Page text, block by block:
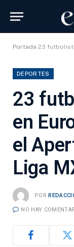
Portada 23 futbolistas
DEPORTES
23
en
el
Liga
POR
NO HAY